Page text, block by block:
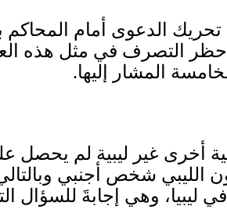
الدعوى أمام المحاكم
حظر التصرف في مثل هذه
المشار إليها.
أخرى غير ليبية لم يحصل
الليبي شخص أجنبي
ليبيا، وهي إجابةَ للسؤال